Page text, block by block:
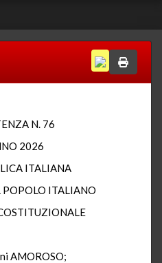
N. 76
2026
ITALIANA
POPOLO ITALIANO
AMOROSO;